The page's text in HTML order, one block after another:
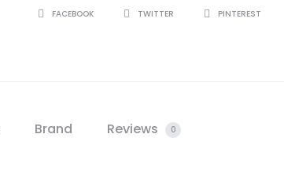
SHAREFACEBOOK TWITTER PINTEREST
Brand Reviews 0